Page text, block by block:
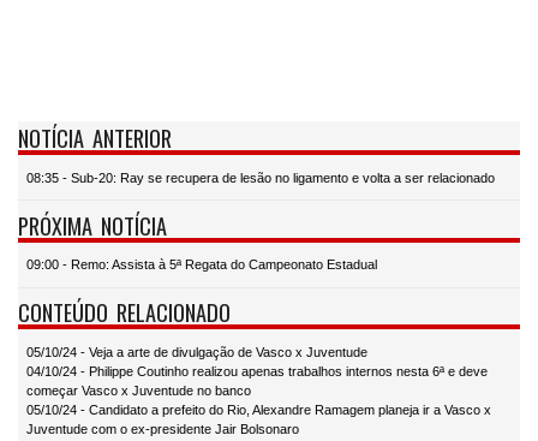
NOTÍCIA ANTERIOR
08:35 - Sub-20: Ray se recupera de lesão no ligamento e volta a ser relacionado
PRÓXIMA NOTÍCIA
09:00 - Remo: Assista à 5ª Regata do Campeonato Estadual
CONTEÚDO RELACIONADO
05/10/24 - Veja a arte de divulgação de Vasco x Juventude
04/10/24 - Philippe Coutinho realizou apenas trabalhos internos nesta 6ª e deve
começar Vasco x Juventude no banco
05/10/24 - Candidato a prefeito do Rio, Alexandre Ramagem planeja ir a Vasco x
Juventude com o ex-presidente Jair Bolsonaro